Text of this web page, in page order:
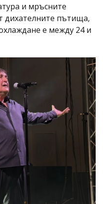
и мръсните
дихателните пътища,
е между 24 и